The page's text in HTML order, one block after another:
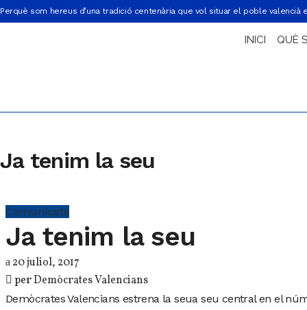
Perquè som hereus d’una tradició centenària que vol situar el poble valencià
INICI QUÈ
Ja tenim la seu
Comunicats
Ja tenim la seu
20 juliol, 2017
perDemòcrates Valencians
Demòcrates Valencians estrena la seua seu central en el